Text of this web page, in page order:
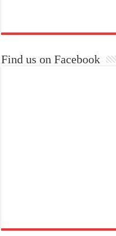
Find us on Facebook